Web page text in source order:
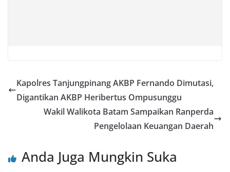
Kapolres Tanjungpinang AKBP Fernando Dimutasi,
Digantikan AKBP Heribertus Ompusunggu
Wakil Walikota Batam Sampaikan Ranperda
Pengelolaan Keuangan Daerah
Anda Juga Mungkin Suka